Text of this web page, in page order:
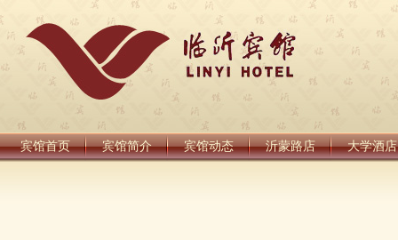
宾馆首页 宾馆简介 宾馆动态 沂蒙路店 大学酒店